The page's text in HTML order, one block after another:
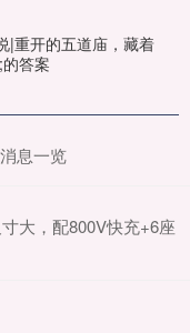
|重开的五道庙，藏着
答案
息一览
大，配800V快充+6座